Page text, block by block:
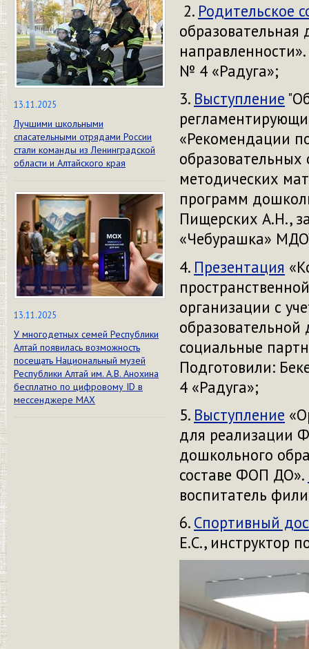
13.11.2025
Лучшими школьными
спасательными отрядами России
стали команды из Ленинградской
области и Алтайского края
13.11.2025
У многодетных семей Республики
Алтай появилась возможность
посещать Национальный музей
Республики Алтай им. А.В. Анохина
бесплатно по цифровому ID в
мессенджере МАХ
2. Родительское
№ 4 «Радуга»;
3. Выступление
«Рекомендации
методических
программ
Пищерских А.Н.,
«Чебурашка»
4. Презентация
организации с
образовательной
социальные
Подготовили:
4 «Радуга»;
5. Выступление
для реализации
дошкольного
составе ФОП ДО».
воспитатель
6. Спортивный
Е.С., инструктор